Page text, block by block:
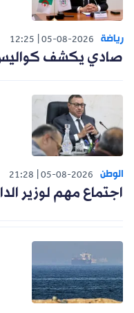
رياضة 05-08-2026
12:25
صادي يكشف
الوطن 05-08-2026
21:28
اجتماع مهم لوزير